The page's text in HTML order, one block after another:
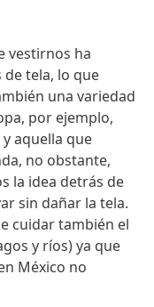
vestirnos ha
tela, lo que
una variedad
por ejemplo,
aquella que
no obstante,
la idea detrás de
sin dañar la tela.
cuidar también el
y ríos) ya que
México no